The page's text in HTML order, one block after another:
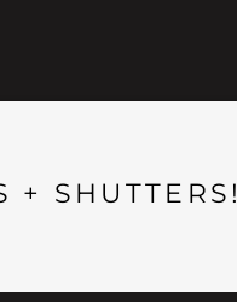
+ SHUTTERS!